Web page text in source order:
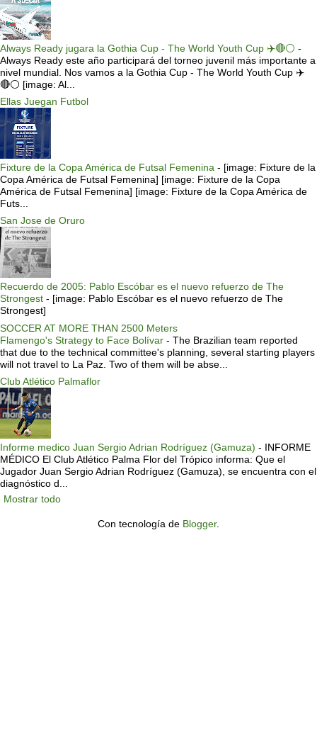
Always Ready jugara la Gothia Cup - The World Youth Cup ✈️🔴⚪️ -
Always Ready este año participará del torneo juvenil más importante a
nivel mundial. Nos vamos a la Gothia Cup - The World Youth Cup ✈️
🔴⚪️ [image: Al...
Ellas Juegan Futbol
Fixture de la Copa América de Futsal Femenina - [image: Fixture de la
Copa América de Futsal Femenina] [image: Fixture de la Copa
América de Futsal Femenina] [image: Fixture de la Copa América de
Futs...
San Jose de Oruro
Recuerdo de 2005: Pablo Escóbar es el nuevo refuerzo de The
Strongest - [image: Pablo Escóbar es el nuevo refuerzo de The
Strongest]
SOCCER AT MORE THAN 2500 Meters
Flamengo's Strategy to Face Bolívar - The Brazilian team reported
that due to the technical committee's planning, several starting players
will not travel to La Paz. Two of them will be abse...
Club Atlético Palmaflor
Informe medico Juan Sergio Adrian Rodríguez (Gamuza) - INFORME
MÉDICO El Club Atlético Palma Flor del Trópico informa: Que el
Jugador Juan Sergio Adrian Rodríguez (Gamuza), se encuentra con el
diagnóstico d...
Mostrar todo
Con tecnología de Blogger.